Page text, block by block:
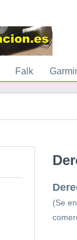
Falk
(Se